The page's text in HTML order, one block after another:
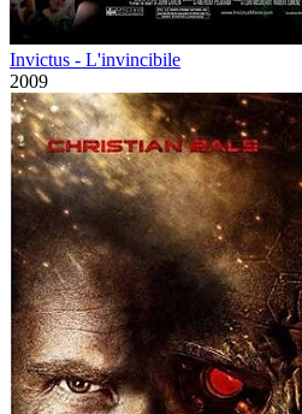
Invictus - L'invincibile
2009